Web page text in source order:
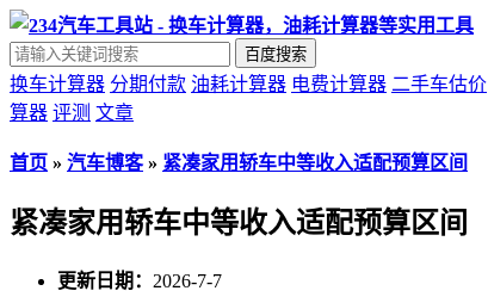
百度搜索
换车计算器 分期付款 油耗计算器 电费计算器 二手车估价
算器 评测 文章
首页 » 汽车博客» 紧凑家用轿车中等收入适配预算区间
紧凑家用轿车中等收入适配预算区间
更新日期： 2026-7-7